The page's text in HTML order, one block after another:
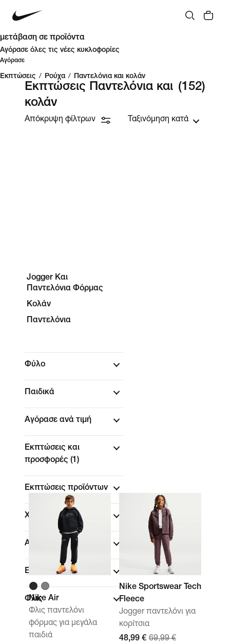
μετάβαση σε προϊόντα
Αγόρασε όλες τις νέες κυκλοφορίες
Αγόρασε
Εκπτώσεις / Ρούχα / Παντελόνια και κολάν
Εκπτώσεις Παντελόνια και
κολάν
(152)
Απόκρυψη φίλτρων Ταξινόμηση κατά
Jogger Και
Παντελόνια Φόρμας
Κολάν
Παντελόνια
Φύλο
Παιδικά
Αγόρασε ανά τιμή
Εκπτώσεις και
προσφορές (1)
Εκπτώσεις προϊόντων
Χρώμα
Αθλήματα
Εφαρμογή
Φλις
Nike Air
Φλις παντελόνι
φόρμας για μεγάλα
παιδιά
Nike Sportswear Tech
Fleece
Jogger παντελόνι για
κορίτσια
48,99 € 69,99 €